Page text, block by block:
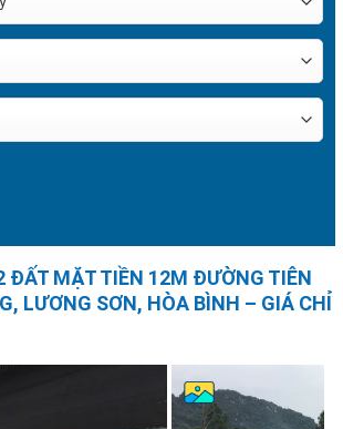
ĐẤT MẶT TIỀN 12M ĐƯỜNG TIÊN
LƯƠNG SƠN, HÒA BÌNH – GIÁ CHỈ